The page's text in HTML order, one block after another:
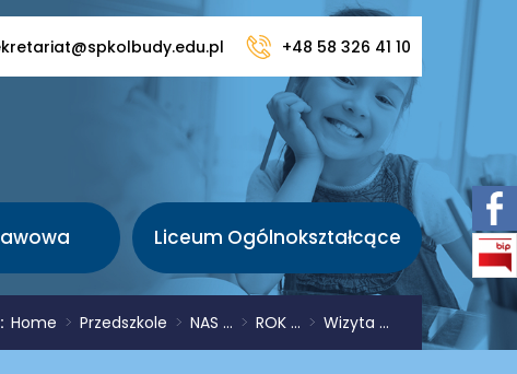
+48 58 326 41 10
Liceum Ogólnokształcące
Home > Przedszkole > NAS ... > ROK ... > Wizyta ...